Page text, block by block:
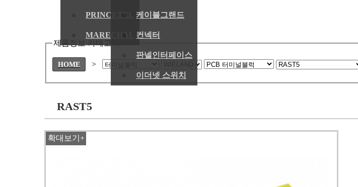
PRINCETEL
MARECHAL
케이블그랜드
컨넥터
판넬인터페이스
이더넷 스위치
제품정보 카테고리
HOME >
RAST5
확대보기+